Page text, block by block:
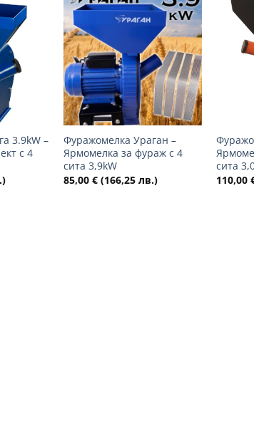
Добави
желани
3.9kW –
с 4
Добави
в
желани
+
Фуражомелка Ураган –
Ярмомелка за фураж с 4
сита 3,9kW
85,00€ (166,25 лв.)
сита
110,00